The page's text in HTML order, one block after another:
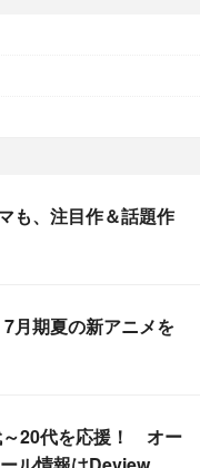
も、注目作＆話題作
7月期夏の新アニメを
～20代を応援！ オー